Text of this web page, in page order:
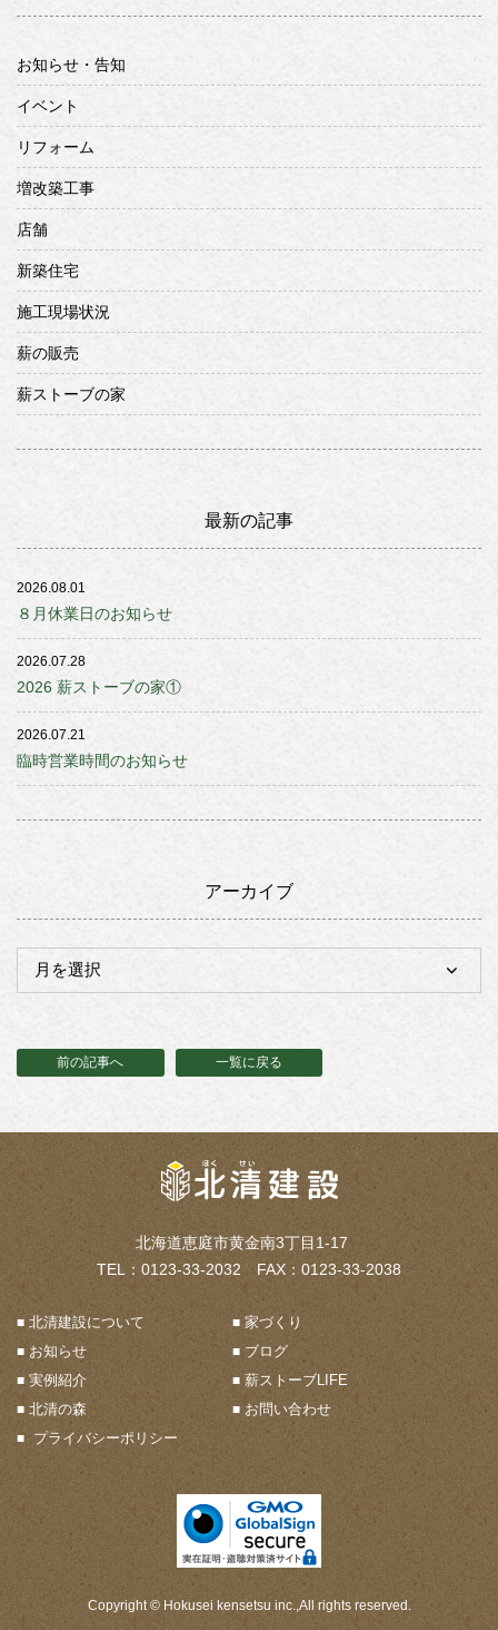
お知らせ・告知
イベント
リフォーム
増改築工事
店舗
新築住宅
施工現場状況
薪の販売
薪ストーブの家
最新の記事
2026.08.01
８月休業日のお知らせ
2026.07.28
2026 薪ストーブの家①
2026.07.21
臨時営業時間のお知らせ
アーカイブ
前の記事へ 一覧に戻る
北海道恵庭市黄金南3丁目1-17
TEL：0123-33-2032 FAX：0123-33-2038
北清建設について
家づくり
お知らせ
ブログ
実例紹介
薪ストーブLIFE
北清の森
お問い合わせ
プライバシーポリシー
Copyright © Hokusei kensetsu inc.,All rights reserved.